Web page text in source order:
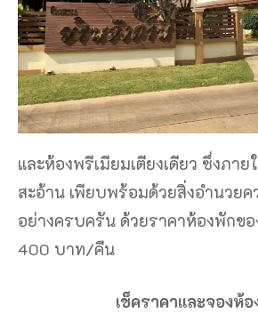
และห้องพรีเมียมเตียงเดียว ซึ่งภา
สะอ้าน เพียบพร้อมด้วยสิ่งอำนวย
อย่างครบครัน ด้วยราคาห้องพักขอ
400 บาท/คืน
เช็คราคาและจองห้